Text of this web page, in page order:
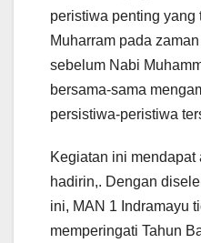
peristiwa penting yang
Muharram pada
sebelum Nabi
bersama-sama
persistiwa-peristiwa
Kegiatan ini
hadirin,. Dengan
ini, MAN 1 Indramayu
memperingati Tahun